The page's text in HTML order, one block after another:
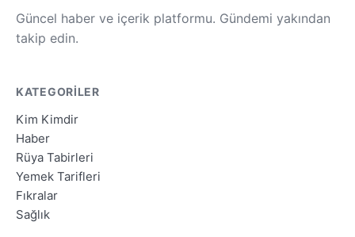
Güncel haber ve içerik platformu. Gündemi yakından
takip edin.
KATEGORILER
Kim Kimdir
Haber
Rüya Tabirleri
Yemek Tarifleri
Fıkralar
Sağlık